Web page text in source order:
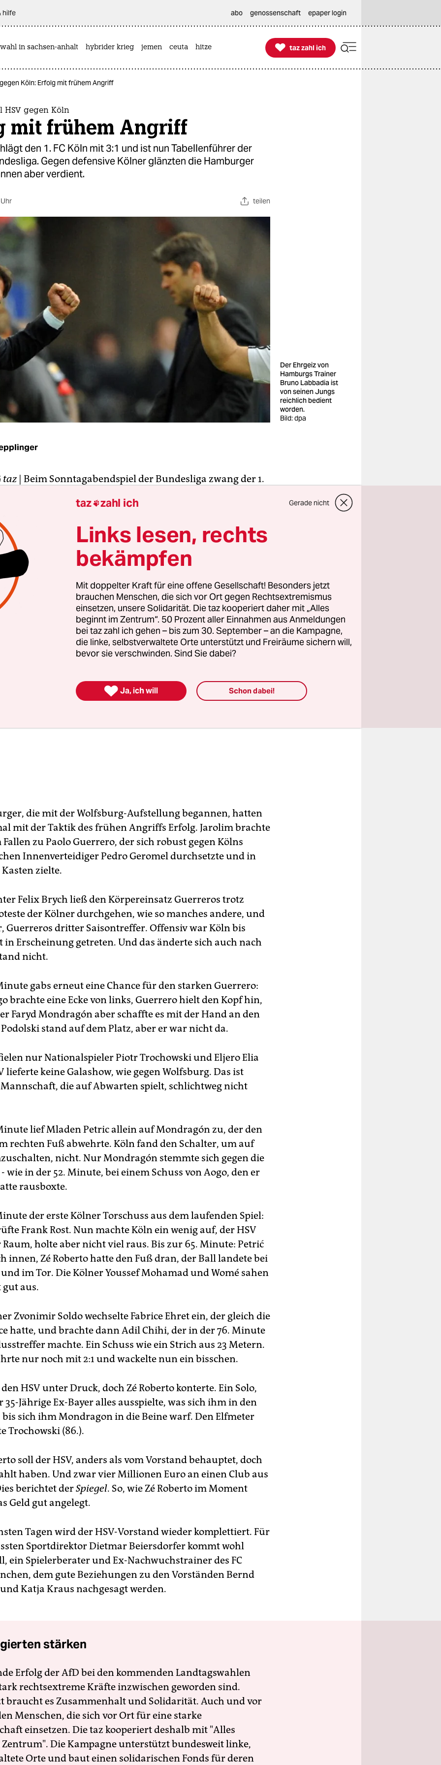
hilfe abo genossenschaft epaper login
in sachsen-anhalt hybrider krieg jemen ceuta hitze 
taz zahl ich
taz zahl ich
Köln: Erfolg mit frühem Angriff
HSV gegen Köln
mit frühem Angriff
den 1. FC Köln mit 3:1 und ist nun Tabellenführer der
Gegen defensive Kölner glänzten die Hamburger
aber verdient.
teilen
Der Ehrgeiz von
Hamburgs Trainer
Bruno Labbadia ist
von seinen Jungs
reichlich bedient
worden.
Bild: dpa
taz | Beim Sonntagabendspiel der Bundesliga zwang der 1.
vor 54.100 Zuschauern im Volkspark zu einer Menge
wenn man die Geduld der Zuschauer und des Gegners
darf man keine Fehler machen.
ließ sich der Ex-Bremer Pierre Womé, Kölns linker
von David Jarolim den Ball abluchsen. Wieder, wie
gegen Meister Wolfsburg, attckierte der HSV den Gegner
die mit der Wolfsburg-Aufstellung begannen, hatten
mit der Taktik des frühen Angriffs Erfolg. Jarolim brachte
zu Paolo Guerrero, der sich robust gegen Kölns
Innenverteidiger Pedro Geromel durchsetzte und in
zielte.
Felix Brych ließ den Körpereinsatz Guerreros trotz
der Kölner durchgehen, wie so manches andere, und
Guerreros dritter Saisontreffer. Offensiv war Köln bis
Erscheinung getreten. Und das änderte sich auch nach
nicht.
gabs erneut eine Chance für den starken Guerrero:
brachte eine Ecke von links, Guerrero hielt den Kopf hin,
Faryd Mondragón aber schaffte es mit der Hand an den
stand auf dem Platz, aber er war nicht da.
nur Nationalspieler Piotr Trochowski und Eljero Elia
lieferte keine Galashow, wie gegen Wolfsburg. Das ist
Mannschaft, die auf Abwarten spielt, schlichtweg nicht
lief Mladen Petric allein auf Mondragón zu, der den
rechten Fuß abwehrte. Köln fand den Schalter, um auf
nicht. Nur Mondragón stemmte sich gegen die
wie in der 52. Minute, bei einem Schuss von Aogo, den er
rausboxte.
der erste Kölner Torschuss aus dem laufenden Spiel:
Frank Rost. Nun machte Köln ein wenig auf, der HSV
holte aber nicht viel raus. Bis zur 65. Minute: Petrić
innen, Zé Roberto hatte den Fuß dran, der Ball landete bei
im Tor. Die Kölner Youssef Mohamad und Womé sahen
aus.
Zvonimir Soldo wechselte Fabrice Ehret ein, der gleich die
hatte, und brachte dann Adil Chihi, der in der 76. Minute
machte. Ein Schuss wie ein Strich aus 23 Metern.
nur noch mit 2:1 und wackelte nun ein bisschen.
HSV unter Druck, doch Zé Roberto konterte. Ein Solo,
35-Jährige Ex-Bayer alles ausspielte, was sich ihm in den
bis sich ihm Mondragon in die Beine warf. Den Elfmeter
Trochowski (86.).
soll der HSV, anders als vom Vorstand behauptet, doch
haben. Und zwar vier Millionen Euro an einen Club aus
berichtet derSpiegel. So, wie Zé Roberto im Moment
Geld gut angelegt.
Tagen wird der HSV-Vorstand wieder komplettiert. Für
Sportdirektor Dietmar Beiersdorfer kommt wohl
ein Spielerberater und Ex-Nachwuchstrainer des FC
dem gute Beziehungen zu den Vorständen Bernd
Katja Kraus nachgesagt werden.
stärken
Erfolg der AfD bei den kommenden Landtagswahlen
rechtsextreme Kräfte inzwischen geworden sind.
braucht es Zusammenhalt und Solidarität. Auch und vor
Menschen, die sich vor Ort für eine starke
einsetzen. Die taz kooperiert deshalb mit "Alles
Die Kampagne unterstützt bundesweit linke,
Orte und baut einen solidarischen Fonds für deren
taz zahl ich Gerade nicht
Links lesen, rechts
bekämpfen
Mit doppelter Kraft für eine offene Gesellschaft! Besonders jetzt
brauchen Menschen, die sich vor Ort gegen Rechtsextremismus
einsetzen, unsere Solidarität. Die taz kooperiert daher mit „Alles
beginnt im Zentrum“. 50 Prozent aller Einnahmen aus Anmeldungen
bei taz zahl ich gehen – bis zum 30. September – an die Kampagne,
die linke, selbstverwaltete Orte unterstützt und Freiräume sichern will,
bevor sie verschwinden. Sind Sie dabei?
 Ja, ich will Schon dabei!